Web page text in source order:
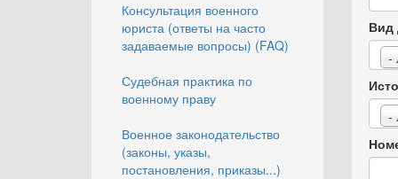
Консультация военного
юриста (ответы на часто
задаваемые вопросы) (FAQ)
Судебная практика по
военному праву
Военное законодательство
(законы, указы,
постановления, приказы...)
Вид
-
-